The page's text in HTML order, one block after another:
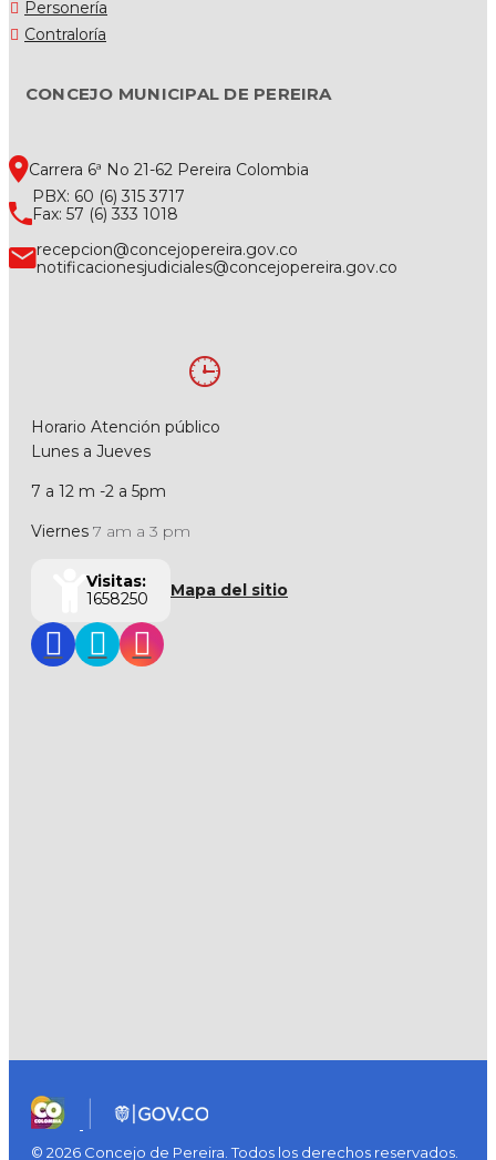
Personería
Contraloría
CONCEJO MUNICIPAL DE PEREIRA
Carrera 6ª No 21-62 Pereira Colombia
PBX: 60 (6) 315 3717
Fax: 57 (6) 333 1018
recepcion@concejopereira.gov.co
notificacionesjudiciales@concejopereira.gov.co
Horario Atención público
Lunes a Jueves
7 a 12 m -2 a 5pm
Viernes 7 am a 3 pm
Visitas:
1658250
Mapa del sitio
© 2026 Concejo de Pereira. Todos los derechos reservados.